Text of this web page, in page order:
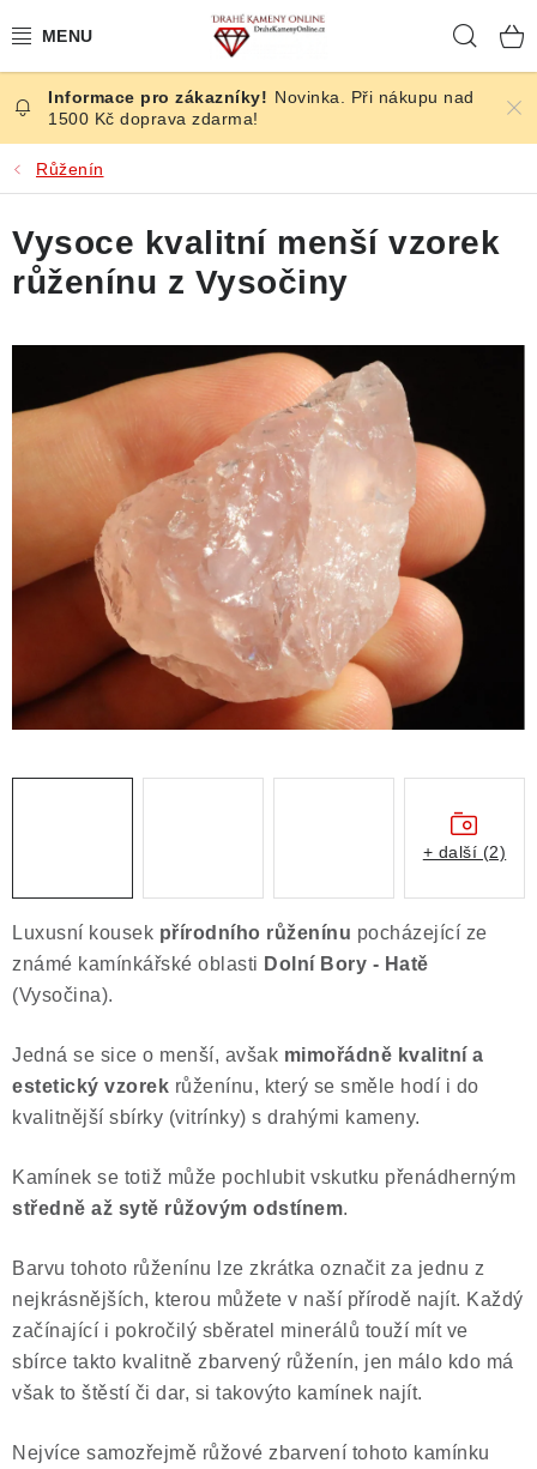
na
ČESKÉ KAMENY
ŠPERKY
KAMENY ZE SVĚTA
BROUŠENÉ
SLEVY
ÚČINKY
ČLÁNKY
NALEZIŠTĚ
NÁŠ PŘÍBĚH
Ochrana osobních údajů
Výkup minerálů a drahých kamenů
Formulář pro odstoupení od smlouvy
Novinka. Při nákupu nad
1500 Kč doprava zdarma!
Růženín
Luxusní kousek přírodního růženínu pocházející ze
známé kamínkářské oblasti Dolní Bory - Hatě
(Vysočina).
Jedná se sice o menší, avšak mimořádně kvalitní a
estetický vzorek růženínu, který se směle hodí i do
kvalitnější sbírky (vitrínky) s drahými kameny.
Kamínek se totiž může pochlubit vskutku přenádherným
středně až sytě růžovým odstínem.
Barvu tohoto růženínu lze zkrátka označit za jednu z
nejkrásnějších, kterou můžete v naší přírodě najít. Každý
začínající i pokročilý sběratel minerálů touží mít ve
sbírce takto kvalitně zbarvený růženín, jen málo kdo má
však to štěstí či dar, si takovýto kamínek najít.
Nejvíce samozřejmě růžové zbarvení tohoto kamínku
Vysoce kvalitní menší vzorek
růženínu z Vysočiny
+ další (2)